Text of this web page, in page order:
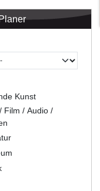
Kunst
Film / Audio /